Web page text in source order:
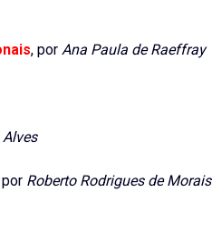
, por Ana Paula de Raeffray
por Roberto Rodrigues de Morais